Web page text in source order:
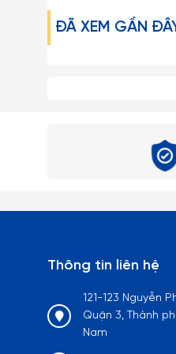
nứt vỡ.
– Tránh dùng Ly
thì chanh hoặc dấm
và vết bẩn nằm sâu
Lưu ý:
ĐÃ XEM GẦN
Thông tin liên hệ
121-123 Nguyễn
Quận 3, Thành
Nam